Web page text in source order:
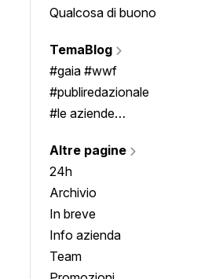
Qualcosa di buono
TemaBlog
#gaia #wwf
#publiredazionale
#le aziende
Altre pagine
24h
Archivio
In breve
Info azienda
Team